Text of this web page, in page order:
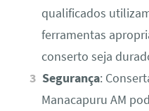
qualificados
ferramentas
conserto seja
Segurança:
Manacapuru AM